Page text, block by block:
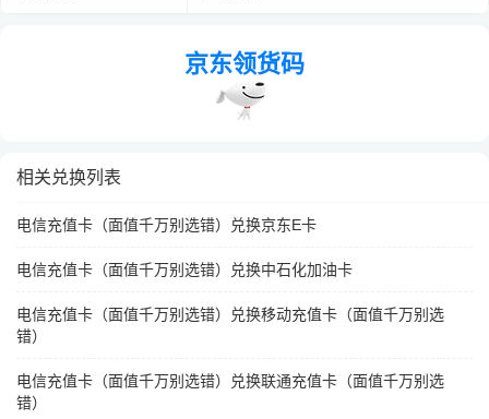
京东领货码
相关兑换列表
电信充值卡（面值千万别选错）兑换京东E卡
电信充值卡（面值千万别选错）兑换中石化加油卡
电信充值卡（面值千万别选错）兑换移动充值卡（面值千万别选
错）
电信充值卡（面值千万别选错）兑换联通充值卡（面值千万别选
错）